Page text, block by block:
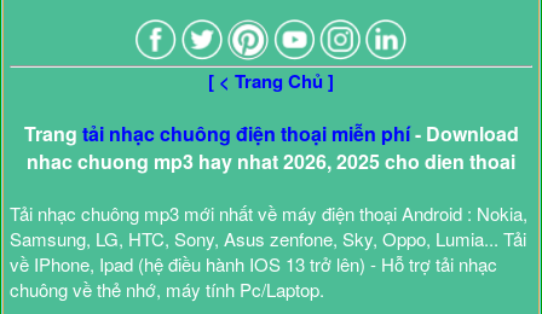
[ < Trang Chủ ]
Trang tải nhạc chuông điện thoại miễn phí- Download
nhac chuong mp3 hay nhat 2026, 2025 cho dien thoai
Tải nhạc chuông mp3 mới nhất về máy điện thoại Android : Nokia,
Samsung, LG, HTC, Sony, Asus zenfone, Sky, Oppo, Lumia... Tải
về IPhone, Ipad (hệ điều hành IOS 13 trở lên) - Hỗ trợ tải nhạc
chuông về thẻ nhớ, máy tính Pc/Laptop.